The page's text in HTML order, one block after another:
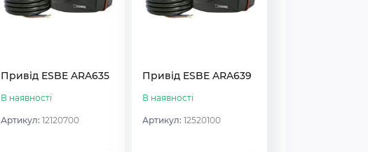
Привід ESBE ARA635
В наявності
Артикул: 12120700
Привід ESBE ARA639
В наявності
Артикул:12520100